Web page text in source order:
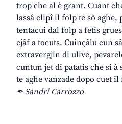
trop che al è grant. Cuant
lassâ clipî il folp te sô aghe,
tentacui dal folp a fetis
cjâf a tocuts. Cuinçâlu cun
extravergjin di ulive,
cuntun jet di patatis che si à
te aghe vanzade dopo cuet il
✒ Sandri Carrozzo